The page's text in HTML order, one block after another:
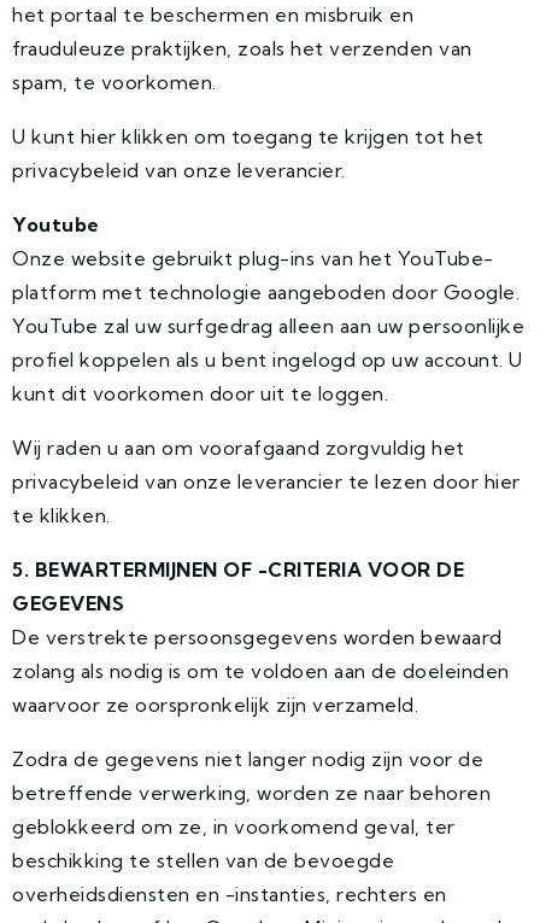
het portaal te beschermen en misbruik en
frauduleuze praktijken, zoals het verzenden van
spam, te voorkomen.
U kunt hier klikken om toegang te krijgen tot het
privacybeleid van onze leverancier.
Youtube
Onze website gebruikt plug-ins van het YouTube-
platform met technologie aangeboden door Google.
YouTube zal uw surfgedrag alleen aan uw persoonlijke
profiel koppelen als u bent ingelogd op uw account. U
kunt dit voorkomen door uit te loggen.
Wij raden u aan om voorafgaand zorgvuldig het
privacybeleid van onze leverancier te lezen door hier
te klikken.
5. BEWARTERMIJNEN OF -CRITERIA VOOR DE
GEGEVENS
De verstrekte persoonsgegevens worden bewaard
zolang als nodig is om te voldoen aan de doeleinden
waarvoor ze oorspronkelijk zijn verzameld.
Zodra de gegevens niet langer nodig zijn voor de
betreffende verwerking, worden ze naar behoren
geblokkeerd om ze, in voorkomend geval, ter
beschikking te stellen van de bevoegde
overheidsdiensten en -instanties, rechters en